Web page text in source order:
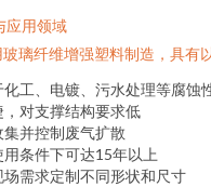
应用领域
璃纤维增强塑料制造，具有
工、电镀、污水处理等腐蚀
对支撑结构要求低
并控制废气扩散
条件下可达15年以上
需求定制不同形状和尺寸